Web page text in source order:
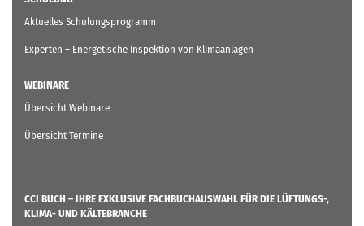
Aktuelles Schulungsprogramm
Experten – Energetische Inspektion von Klimaanlagen
WEBINARE
Übersicht Webinare
Übersicht Termine
CCI BUCH – IHRE EXKLUSIVE FACHBUCHAUSWAHL FÜR DIE LÜFTUNGS-,
KLIMA- UND KÄLTEBRANCHE